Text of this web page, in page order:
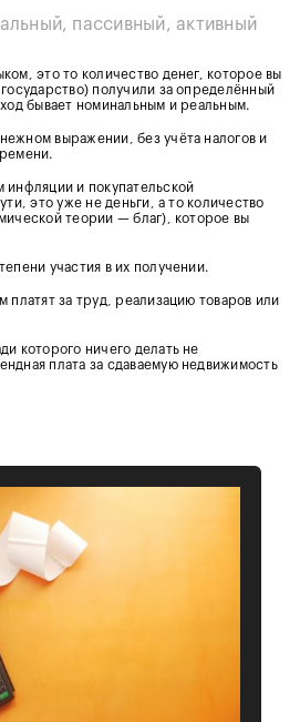
пассивный, активный
это то количество денег, которое вы
получили за определённый
бывает номинальным и реальным.
выражении, без учёта налогов и
инфляции и покупательской
это уже не деньги, а то количество
теории — благ), которое вы
участия в их получении.
платят за труд, реализацию товаров или
которого ничего делать не
плата за сдаваемую недвижимость